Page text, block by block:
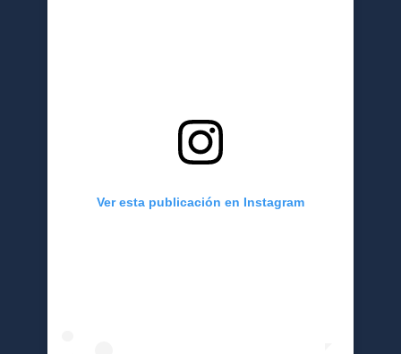
Ver esta publicación en Instagram